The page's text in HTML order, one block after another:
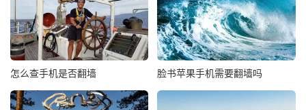
怎么查手机是否翻墙 脸书苹果手机需要翻墙吗